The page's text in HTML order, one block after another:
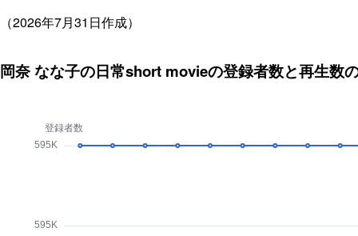
（2026年7月31日作成）
岡奈 なな子の日常short movieの登録者数と再生数